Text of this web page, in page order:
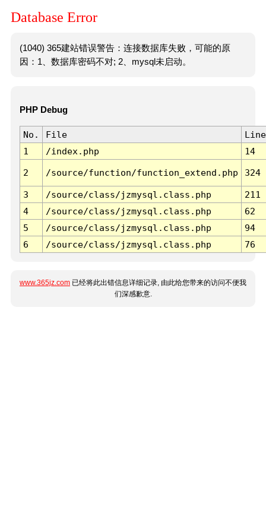
Database Error
(1040) 365建站错误警告：连接数据库失败，可能的原
因：1、数据库密码不对; 2、mysql未启动。
PHP Debug
No. File
Line
1
/index.php 14
2 /source/function/function_extend.php 324
3 /source/class/jzmysql.class.php
211
4
/source/class/jzmysql.class.php
62
5
/source/class/jzmysql.class.php
94
6
/source/class/jzmysql.class.php 76
www.365jz.com 已经将此出错信息详细记录, 由此给您带来的访问不便我
们深感歉意.